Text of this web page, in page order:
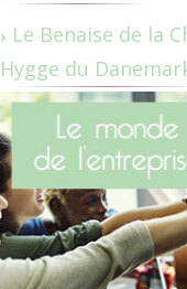
Le Benaise de la
Hygge du